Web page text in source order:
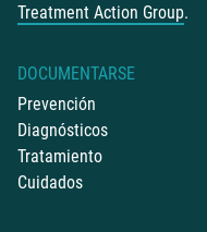
Treatment Action Group.
DOCUMENTARSE
Prevención
Diagnósticos
Tratamiento
Cuidados